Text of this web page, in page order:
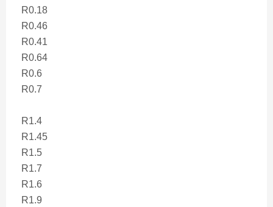
R0.18
R0.46
R0.41
R0.64
R0.6
R0.7
R1.4
R1.45
R1.5
R1.7
R1.6
R1.9